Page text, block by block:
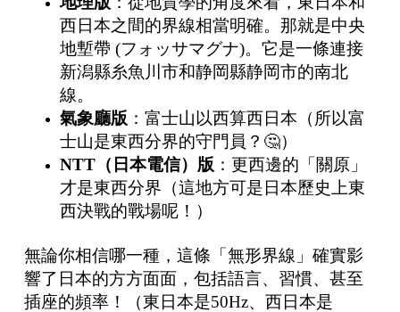
西日本之間的界線相當明確。那就是中央
地塹帶 (フォッサマグナ)。它是一條連接
新潟縣糸魚川市和静岡縣静岡市的南北
線。
氣象廳版 ：富士山以西算西日本（所以富
士山是東西分界的守門員？🤔）
NTT（日本電信）版 ：更西邊的「關原」
才是東西分界（這地方可是日本歷史上東
西決戰的戰場呢！）
無論你相信哪一種，這條「無形界線」確實影
響了日本的方方面面，包括語言、習慣、甚至
插座的頻率！（東日本是50Hz、西日本是